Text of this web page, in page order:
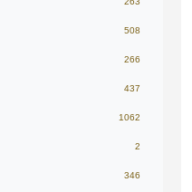
508
266
437
1062
2
346